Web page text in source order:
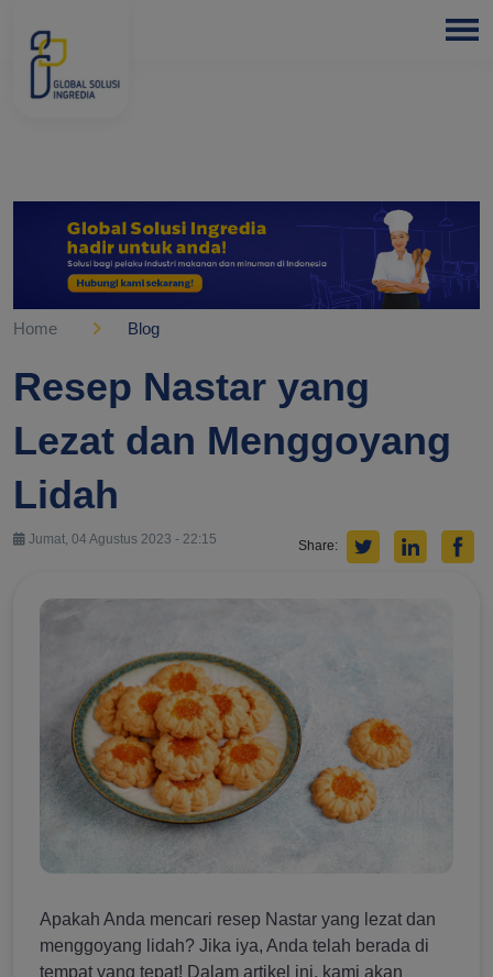
BLOGS
PARTNER
EXPERTISE
FREE
CONSULTATION
Home Blog
Resep Nastar yang
Lezat dan Menggoyang
Lidah
Jumat, 04 Agustus 2023 - 22:15 Share:
Apakah Anda mencari resep Nastar yang lezat dan
menggoyang lidah? Jika iya, Anda telah berada di
tempat yang tepat! Dalam artikel ini, kami akan